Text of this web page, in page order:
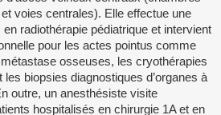
voies centrales). Elle effectue une
en radiothérapie pédiatrique et intervient
pour les actes pointus comme
osseuses, les cryothérapies
biopsies diagnostiques d’organes à
outre, un anesthésiste visite
hospitalisés en chirurgie 1A et en